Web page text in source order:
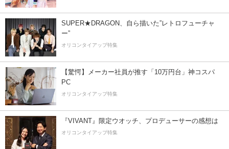
SUPER★DRAGON、自ら描いた”レトロフューチャ
ー”
オリコンタイアップ特集
【驚愕】メーカー社員が推す「10万円台」神コスパ
PC
オリコンタイアップ特集
『VIVANT』限定ウオッチ、プロデューサーの感想は
オリコンタイアップ特集